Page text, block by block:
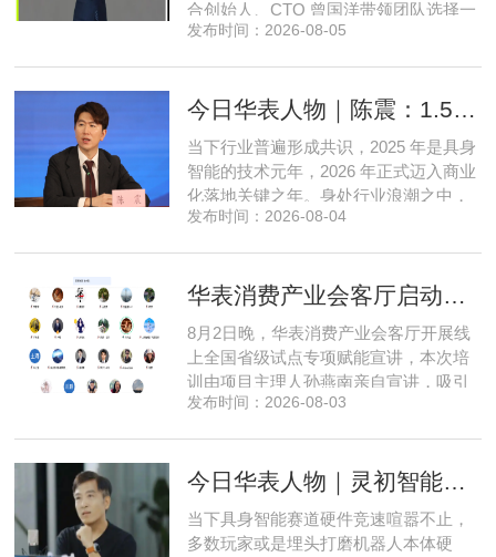
合创始人、CTO 曾国洋带领团队选择一
条小众赛道：深耕端侧轻量化大模型，
的技术深耕与严谨的工程思维，走出国
布局中，自然流畅的全模态
发布时间：2026-08-05
今日华表人物｜陈震：1.5 亿资金赋能，享刻解锁餐饮机器人规模化
当下行业普遍形成共识，2025 年是具身
智能的技术元年，2026 年正式迈入商业
化落地关键之年。身处行业浪潮之中，
享刻智能创始人、CEO 陈震表示，当前
长久，这也是享刻智能自创立之初便坚
创始人、CEO 陈震纵观当前具
发布时间：2026-08-04
华表消费产业会客厅启动全国省级试点招募，首次线上宣讲会圆满举办
8月2日晚，华表消费产业会客厅开展线
上全国省级试点专项赋能宣讲，本次培
训由项目主理人孙燕南亲自宣讲，吸引
了来自贵州、河北、北京、天津、常
间盘活、私域变现、稳现金流搭建、试
现状，深度剖析行业双重发展困境
发布时间：2026-08-03
今日华表人物｜灵初智能CEO王启斌：押注千万级数据解锁具身智能质变
当下具身智能赛道硬件竞速喧嚣不止，
多数玩家或是埋头打磨机器人本体硬